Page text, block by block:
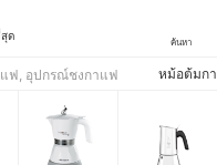
ด
ค้นหา
แฟ, อุปกรณ์ชงกาแฟ หม้อต้มก